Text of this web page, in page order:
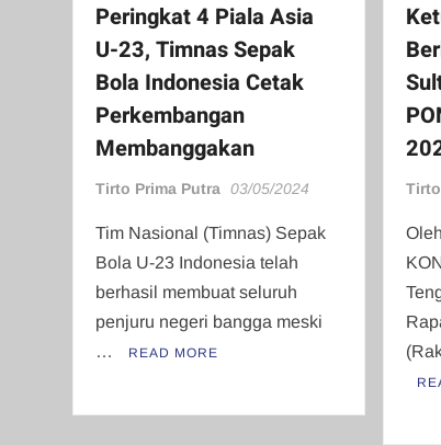
Peringkat 4 Piala Asia
U-23, Timnas Sepak
Bola Indonesia Cetak
Perkembangan
Membanggakan
Tirto Prima Putra 03/05/2024
Tim Nasional (Timnas) Sepak
Bola U-23 Indonesia telah
berhasil membuat seluruh
penjuru negeri bangga meski
…
READ MORE